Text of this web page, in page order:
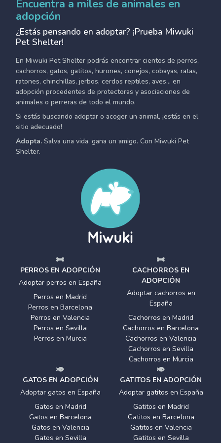
Encuentra a miles de animales en
adopción
¿Estás pensando en adoptar? ¡Prueba Miwuki
Pet Shelter!
En Miwuki Pet Shelter podrás encontrar cientos de perros,
cachorros, gatos, gatitos, hurones, conejos, cobayas, ratas,
ratones, chinchillas, jerbos, cerdos reptiles, aves... en
adopción procedentes de protectoras y asociaciones de
animales o perreras de todo el mundo.
Si estás buscando adoptar o acoger un animal, ¡estás en el
sitio adecuado!
Adopta. Salva una vida, gana un amigo. Con Miwuki Pet
Shelter.
PERROS EN ADOPCIÓN
Adoptar perros en España
Perros en Madrid
Perros en Barcelona
Perros en Valencia
Perros en Sevilla
Perros en Murcia
CACHORROS EN
ADOPCIÓN
Adoptar cachorros en
España
Cachorros en Madrid
Cachorros en Barcelona
Cachorros en Valencia
Cachorros en Sevilla
Cachorros en Murcia
GATOS EN ADOPCIÓN
Adoptar gatos en España
Gatos en Madrid
Gatos en Barcelona
Gatos en Valencia
Gatos en Sevilla
GATITOS EN ADOPCIÓN
Adoptar gatitos en España
Gatitos en Madrid
Gatitos en Barcelona
Gatitos en Valencia
Gatitos en Sevilla